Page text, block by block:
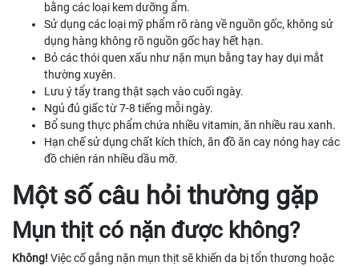
bằng các loại kem dưỡng ẩm.
Sử dụng các loại mỹ phẩm rõ ràng về nguồn gốc, không sử
dụng hàng không rõ nguồn gốc hay hết hạn.
Bỏ các thói quen xấu như nặn mụn bằng tay hay dụi mắt
thường xuyên.
Lưu ý tẩy trang thật sạch vào cuối ngày.
Ngủ đủ giấc từ 7-8 tiếng mỗi ngày.
Bổ sung thực phẩm chứa nhiều vitamin, ăn nhiều rau xanh.
Hạn chế sử dụng chất kích thích, ăn đồ ăn cay nóng hay các
đồ chiên rán nhiều dầu mỡ.
Một số câu hỏi thường gặp
Mụn thịt có nặn được không?
Không! Việc cố gắng nặn mụn thịt sẽ khiến da bị tổn thương hoặc